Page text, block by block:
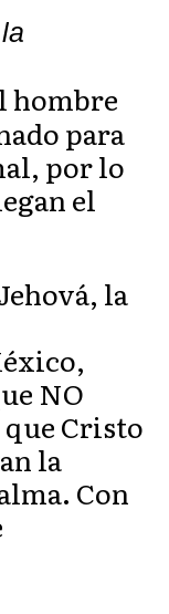
hombre
para
por lo
el
la
NO
Cristo
la
Con